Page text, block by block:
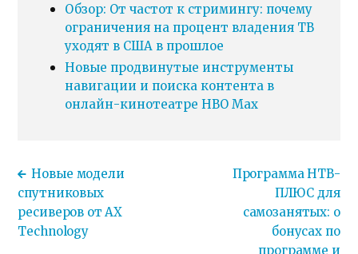
Обзор: От частот к стримингу: почему
ограничения на процент владения ТВ
уходят в США в прошлое
Новые продвинутые инструменты
навигации и поиска контента в
онлайн-кинотеатре HBO Max
Новые модели
спутниковых
ресиверов от AX
Technology
Программа НТВ-
ПЛЮС для
самозанятых: о
бонусах по
программе и